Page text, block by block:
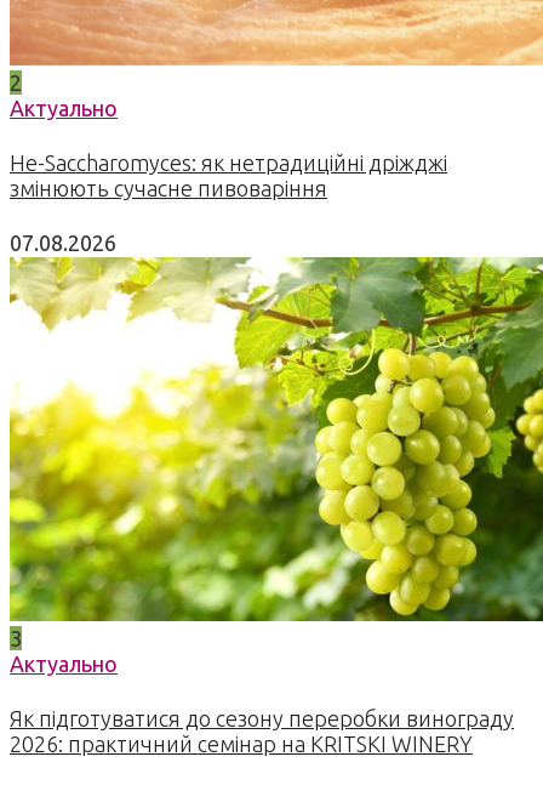
2
Актуально
Не-Saccharomyces: як нетрадиційні дріжджі
змінюють сучасне пивоваріння
07.08.2026
3
Актуально
Як підготуватися до сезону переробки винограду
2026: практичний семінар на KRITSKI WINERY